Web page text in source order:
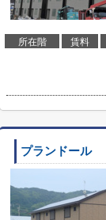
所在階 賃料
プランドール